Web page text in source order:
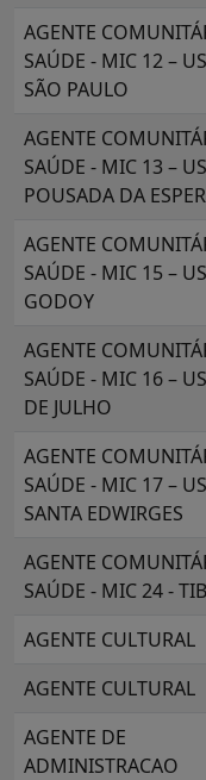
AGENTE
SAÚDE - MIC 12 –
SÃO PAULO
AGENTE
SAÚDE - MIC 13 –
POUSADA DA
AGENTE
SAÚDE - MIC 15 –
GODOY
AGENTE
SAÚDE - MIC 16 –
DE JULHO
AGENTE
SAÚDE - MIC 17 –
SANTA EDWIRGES
AGENTE
SAÚDE - MIC 24 -
AGENTE CULTURAL
AGENTE CULTURAL
AGENTE DE
ADMINISTRACAO